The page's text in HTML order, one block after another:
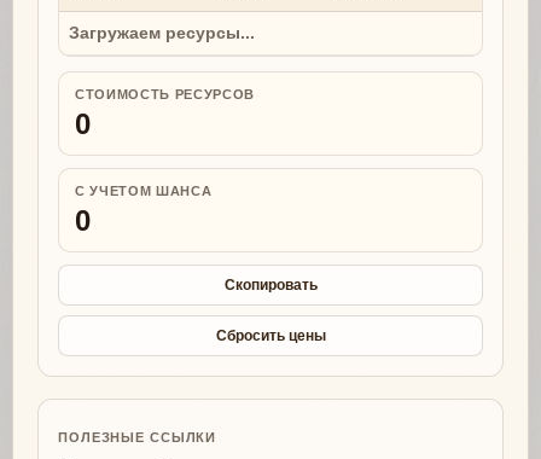
Загружаем ресурсы...
СТОИМОСТЬ РЕСУРСОВ
0
С УЧЕТОМ ШАНСА
0
Скопировать
Сбросить цены
ПОЛЕЗНЫЕ ССЫЛКИ